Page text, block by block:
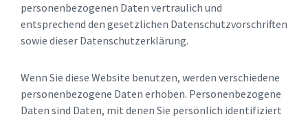
personenbezogenen Daten vertraulich und
entsprechend den gesetzlichen Datenschutzvorschriften
sowie dieser Datenschutzerklärung.
Wenn Sie diese Website benutzen, werden verschiedene
personenbezogene Daten erhoben. Personenbezogene
Daten sind Daten, mit denen Sie persönlich identifiziert